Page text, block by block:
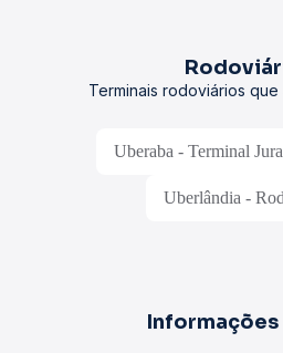
Terminais rodoviários que
Uberaba - Terminal
Uberlândia -